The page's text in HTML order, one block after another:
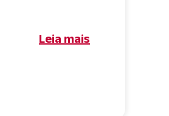
Leia mais